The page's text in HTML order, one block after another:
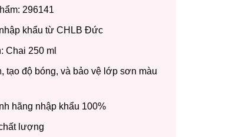
296141
khẩu từ CHLB Đức
Chai 250 ml
tạo độ bóng, và bảo vệ lớp sơn màu
hãng nhập khẩu 100%
lượng